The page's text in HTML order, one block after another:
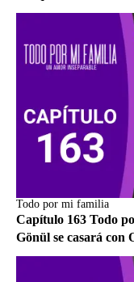
Todo por mi familia
Capítulo 163 Todo
Gönül se casará con